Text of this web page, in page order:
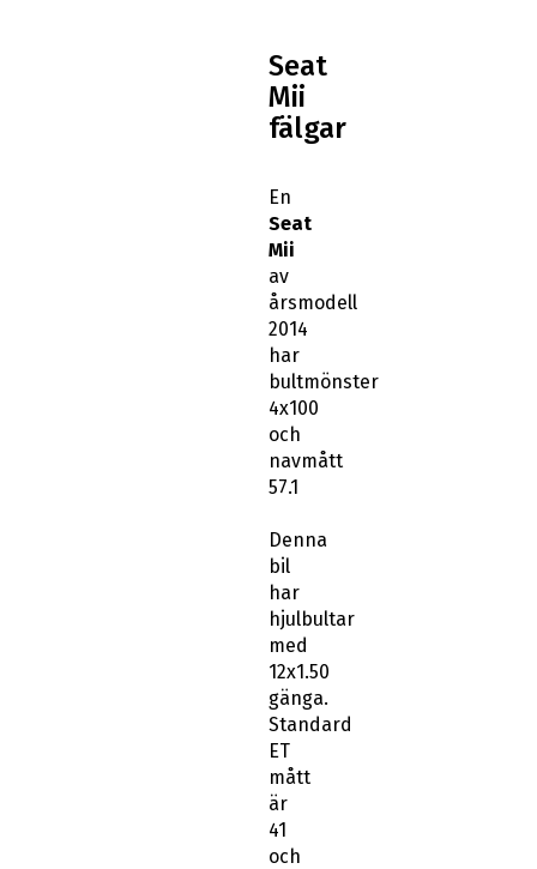
Seat
Mii
fälgar
En
Seat
Mii
av
årsmodell
2014
har
bultmönster
4x100
och
navmått
57.1
Denna
bil
har
hjulbultar
med
12x1.50
gänga.
Standard
ET
mått
är
41
och